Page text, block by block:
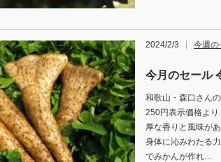
2024/2/3 今週の
今月のセール
和歌山・森口さん
250円表示価格よ
厚な香りと風味が
身体に沁みわたる
でみかんが作れ…